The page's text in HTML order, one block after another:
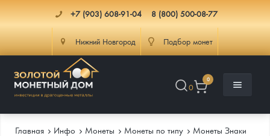
+7 (903) 608-91-04 8 (800) 500-08-77
Нижний Новгород Подбор монет
0
0
Главная Инфо Монеты Монеты по типу
Монеты Знаки